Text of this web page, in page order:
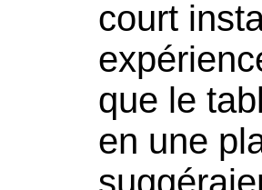
court
que le
en une